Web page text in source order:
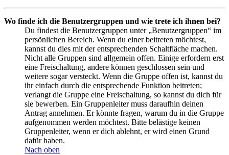
Wo finde ich die Benutzergruppen und wie trete ich ihnen bei?
Du findest die Benutzergruppen unter „Benutzergruppen“ im
persönlichen Bereich. Wenn du einer beitreten möchtest,
kannst du dies mit der entsprechenden Schaltfläche machen.
Nicht alle Gruppen sind allgemein offen. Einige erfordern erst
eine Freischaltung, andere können geschlossen sein und
weitere sogar versteckt. Wenn die Gruppe offen ist, kannst du
ihr einfach durch die entsprechende Funktion beitreten;
verlangt die Gruppe eine Freischaltung, so kannst du dich für
sie bewerben. Ein Gruppenleiter muss daraufhin deinen
Antrag annehmen. Er könnte fragen, warum du in die Gruppe
aufgenommen werden möchtest. Bitte belästige keinen
Gruppenleiter, wenn er dich ablehnt, er wird einen Grund
dafür haben.
Nach oben